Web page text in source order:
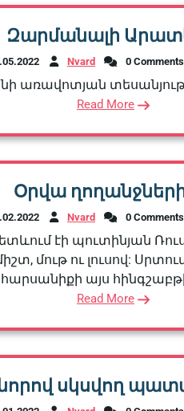
Զարմանալի
Nvard 0 Comments
առավոտյան
Read More
Օրվա
Nvard 0 Comments
էի պուտինյան
մութ ու լուսով:
հարսանիքի այս
Read More
սկսվող